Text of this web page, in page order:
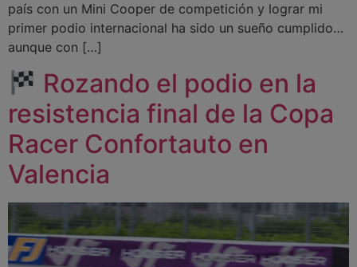
país con un Mini Cooper de competición y lograr mi
primer podio internacional ha sido un sueño cumplido…
aunque con […]
Rozando el podio en la
resistencia final de la Copa
Racer Confortauto en
Valencia